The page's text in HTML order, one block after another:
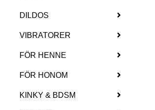
DILDOS
VIBRATORER
FÖR HENNE
FÖR HONOM
KINKY & BDSM